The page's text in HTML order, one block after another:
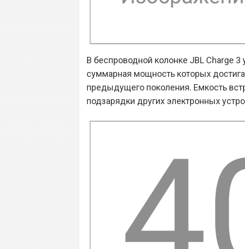
В беспроводной колонке JBL Charge
суммарная мощность которых
предыдущего поколения. Емкость
подзарядки других электронных